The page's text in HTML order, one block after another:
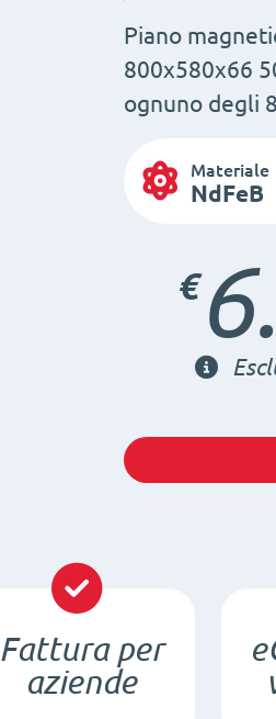
Piano
800x580x66
ognuno degli
Materiale
NdFeB
€
Fattura per
aziende